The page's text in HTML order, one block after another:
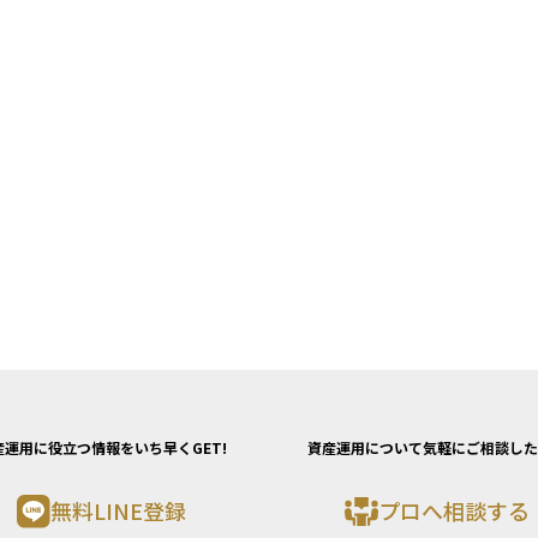
運用に役立つ情報をいち早くGET!
無料LINE登録
資産運用について気軽にご相談し
プロへ相談する